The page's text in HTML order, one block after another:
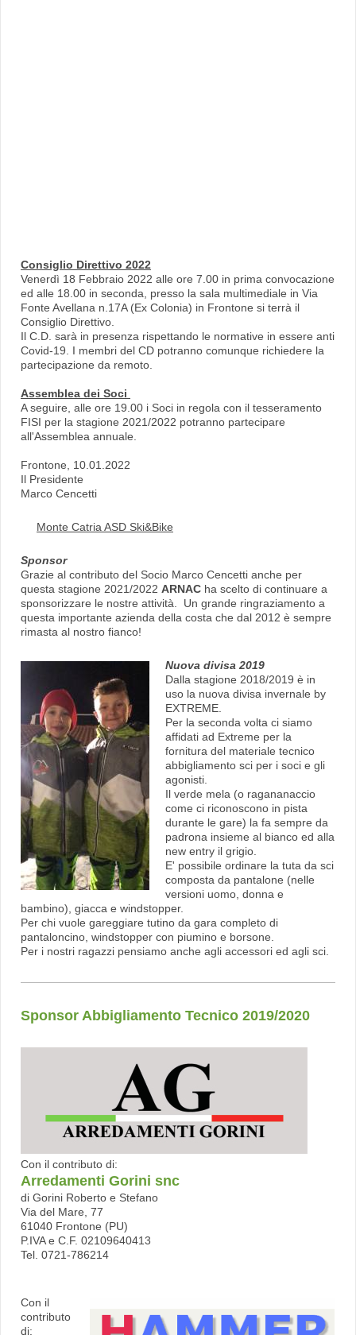
Consiglio Direttivo 2022
Venerdì 18 Febbraio 2022 alle ore 7.00 in prima convocazione
ed alle 18.00 in seconda, presso la sala multimediale in Via
Fonte Avellana n.17A (Ex Colonia) in Frontone si terrà il
Consiglio Direttivo.
Il C.D. sarà in presenza rispettando le normative in essere anti
Covid-19. I membri del CD potranno comunque richiedere la
partecipazione da remoto.
Assemblea dei Soci
A seguire, alle ore 19.00 i Soci in regola con il tesseramento
FISI per la stagione 2021/2022 potranno partecipare
all'Assemblea annuale.
Frontone, 10.01.2022
Il Presidente
Marco Cencetti
Monte Catria ASD Ski&Bike
Sponsor
Grazie al contributo del Socio Marco Cencetti anche per
questa stagione 2021/2022 ARNAC ha scelto di continuare a
sponsorizzare le nostre attività. Un grande ringraziamento a
questa importante azienda della costa che dal 2012 è sempre
rimasta al nostro fianco!
Nuova divisa 2019
Dalla stagione 2018/2019 è in
uso la nuova divisa invernale by
EXTREME.
Per la seconda volta ci siamo
affidati ad Extreme per la
fornitura del materiale tecnico
abbigliamento sci per i soci e gli
agonisti.
Il verde mela (o ragananaccio
come ci riconoscono in pista
durante le gare) la fa sempre da
padrona insieme al bianco ed alla
new entry il grigio.
E' possibile ordinare la tuta da sci
composta da pantalone (nelle
versioni uomo, donna e
bambino), giacca e windstopper.
Per chi vuole gareggiare tutino da gara completo di
pantaloncino, windstopper con piumino e borsone.
Per i nostri ragazzi pensiamo anche agli accessori ed agli sci.
Sponsor Abbigliamento Tecnico 2019/2020
Con il contributo di:
Arredamenti Gorini snc
di Gorini Roberto e Stefano
Via del Mare, 77
61040 Frontone (PU)
P.IVA e C.F. 02109640413
Tel. 0721-786214
Con il
contributo
di: